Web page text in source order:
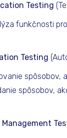
Testing
funkčnosti
Testing
spôsobov,
spôsobov,
Management